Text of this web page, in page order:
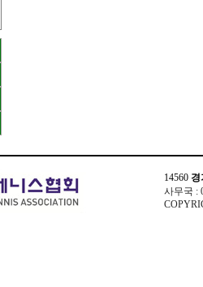
14560 경
사무국 :